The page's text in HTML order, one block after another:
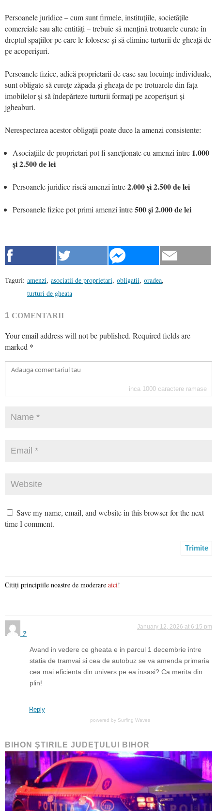
Persoanele juridice – cum sunt firmele, instituțiile, societățile
comerciale sau alte entități – trebuie să mențină trotuarele curate în
dreptul spațiilor pe care le folosesc și să elimine turturii de gheață de
pe acoperișuri.
Persoanele fizice, adică proprietarii de case sau locuințe individuale,
sunt obligate să curețe zăpada și gheața de pe trotuarele din fața
imobilelor și să îndepărteze turturii formați pe acoperișuri și
jgheaburi.
Nerespectarea acestor obligații poate duce la amenzi consistente:
Asociațiile de proprietari pot fi sancționate cu amenzi între 1.000
și 2.500 de lei
Persoanele juridice riscă amenzi între2.000 și 2.500 de lei
Persoanele fizice pot primi amenzi între500 și 2.000 de lei
Taguri: amenzi, asociatii de proprietari, obligatii, oradea,
turturi de gheata
1 COMENTARII
Your email address will not be published. Required fields are
marked *
inca 1000 caractere ramase
Save my name, email, and website in this browser for the next
time I comment.
Citiți principiile noastre de moderare aici!
?
January 12, 2026 at 6:15 pm
Avand in vedere ce gheata e in parcul 1 decembrie intre
statia de tramvai si cea de autobuz se va amenda primaria
cea mai eficienta din univers pe ea insasi? Ca merita din
plin!
Reply
powered by Surfing Waves
BIHON ŞTIRILE JUDEŢULUI BIHOR